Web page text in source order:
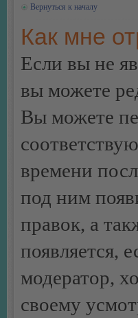
Вернуться к началу
Как мне
Если вы не
вы можете
Вы можете
времени
под ним
правок, а
появляется,
модератор,
своему